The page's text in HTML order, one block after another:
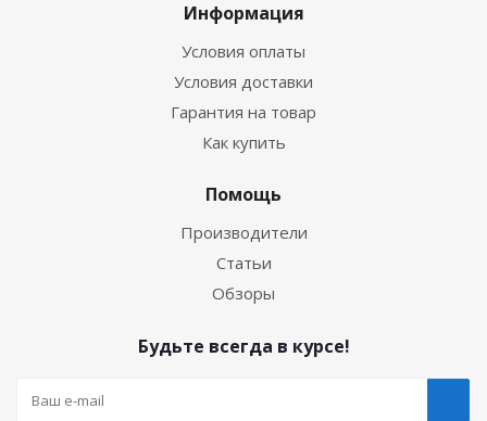
Информация
Условия оплаты
Условия доставки
Гарантия на товар
Как купить
Помощь
Производители
Статьи
Обзоры
Будьте всегда в курсе!